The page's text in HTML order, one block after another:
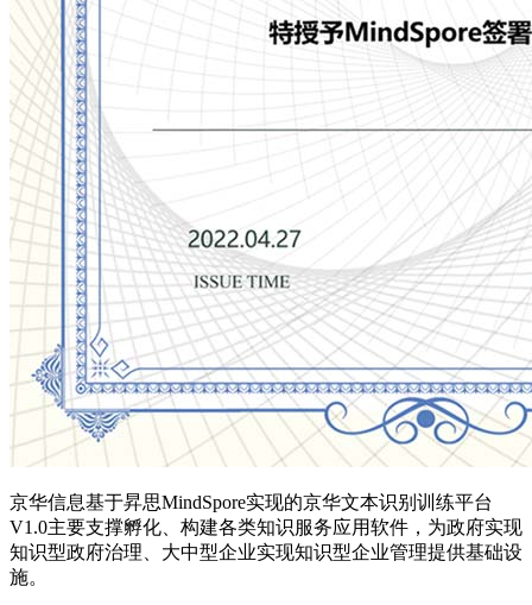
京华信息基于昇思MindSpore实现的京华文本识别训练平台
V1.0主要支撑孵化、构建各类知识服务应用软件，为政府实现
知识型政府治理、大中型企业实现知识型企业管理提供基础设
施。